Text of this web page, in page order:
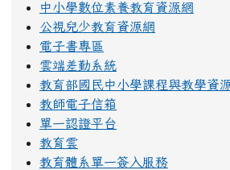
中小學數位素養教育資源網
公視兒少教育資源網
電子書專區
雲端差勤系統
教育部國民中小學課程與教學資
教師電子信箱
單一認證平台
教育雲
教育體系單一簽入服務